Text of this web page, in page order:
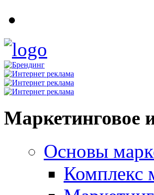
Маркетинговое
Основы
Комплекс